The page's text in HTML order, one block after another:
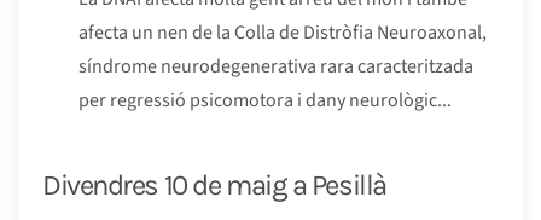
afecta un nen de la Colla de Distròfia Neuroaxonal,
síndrome neurodegenerativa rara caracteritzada
per regressió psicomotora i dany neurològic...
Divendres 10 de maig a Pesillà